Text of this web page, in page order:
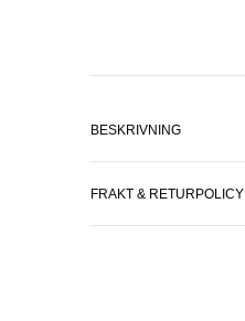
BESKRIVNING
FRAKT & RETURPOLICY